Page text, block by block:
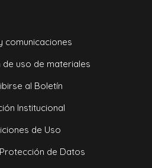
comunicaciones
de uso de materiales
al Boletín
Institucional
de Uso
de Datos